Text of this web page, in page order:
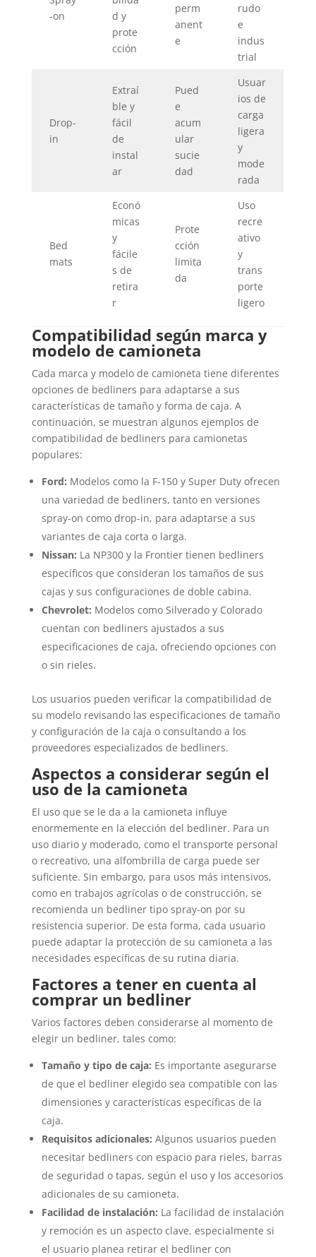
-on
d y
prote
cción
perm
anent
e
rudo
e
indus
trial
Drop-
in
Extraí
ble y
fácil
de
instal
ar
Pued
e
acum
ular
sucie
dad
Usuar
ios de
carga
ligera
y
mode
rada
Bed
mats
Econó
micas
y
fácile
s de
retira
r
Prote
cción
limita
da
Uso
recre
ativo
y
trans
porte
ligero
Compatibilidad según marca y
modelo de camioneta
Cada marca y modelo de camioneta tiene diferentes
opciones de bedliners para adaptarse a sus
características de tamaño y forma de caja. A
continuación, se muestran algunos ejemplos de
compatibilidad de bedliners para camionetas
populares:
Ford: Modelos como la F-150 y Super Duty ofrecen
una variedad de bedliners, tanto en versiones
spray-on como drop-in, para adaptarse a sus
variantes de caja corta o larga.
Nissan: La NP300 y la Frontier tienen bedliners
específicos que consideran los tamaños de sus
cajas y sus configuraciones de doble cabina.
Chevrolet: Modelos como Silverado y Colorado
cuentan con bedliners ajustados a sus
especificaciones de caja, ofreciendo opciones con
o sin rieles.
Los usuarios pueden verificar la compatibilidad de
su modelo revisando las especificaciones de tamaño
y configuración de la caja o consultando a los
proveedores especializados de bedliners.
Aspectos a considerar según el
uso de la camioneta
El uso que se le da a la camioneta influye
enormemente en la elección del bedliner. Para un
uso diario y moderado, como el transporte personal
o recreativo, una alfombrilla de carga puede ser
suficiente. Sin embargo, para usos más intensivos,
como en trabajos agrícolas o de construcción, se
recomienda un bedliner tipo spray-on por su
resistencia superior. De esta forma, cada usuario
puede adaptar la protección de su camioneta a las
necesidades específicas de su rutina diaria.
Factores a tener en cuenta al
comprar un bedliner
Varios factores deben considerarse al momento de
elegir un bedliner, tales como:
Tamaño y tipo de caja: Es importante asegurarse
de que el bedliner elegido sea compatible con las
dimensiones y características específicas de la
caja.
Requisitos adicionales: Algunos usuarios pueden
necesitar bedliners con espacio para rieles, barras
de seguridad o tapas, según el uso y los accesorios
adicionales de su camioneta.
Facilidad de instalación: La facilidad de instalación
y remoción es un aspecto clave, especialmente si
el usuario planea retirar el bedliner con